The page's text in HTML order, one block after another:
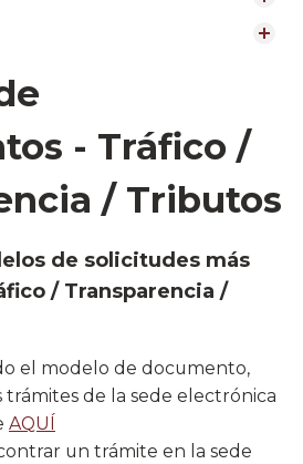
- Tráfico /
/ Tributos
de solicitudes más
/ Transparencia /
el modelo de documento,
trámites de la sede electrónica
AQUÍ​
un trámite en la sede